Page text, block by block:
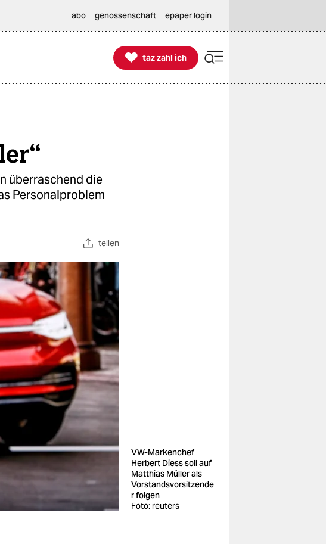
abo genossenschaft epaper login

taz zahl ich
taz zahl ich
überraschend die
Personalproblem
teilen
VW-Markenchef
Herbert Diess soll auf
Matthias Müller als
Vorstandsvorsitzende
r folgen
Foto: reuters